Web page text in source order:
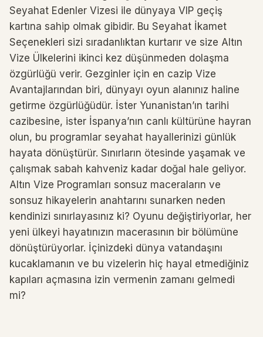
Seyahat Edenler Vizesi ile dünyaya VIP geçiş
kartına sahip olmak gibidir. Bu Seyahat İkamet
Seçenekleri sizi sıradanlıktan kurtarır ve size Altın
Vize Ülkelerini ikinci kez düşünmeden dolaşma
özgürlüğü verir. Gezginler için en cazip Vize
Avantajlarından biri, dünyayı oyun alanınız haline
getirme özgürlüğüdür. İster Yunanistan’ın tarihi
cazibesine, ister İspanya’nın canlı kültürüne hayran
olun, bu programlar seyahat hayallerinizi günlük
hayata dönüştürür. Sınırların ötesinde yaşamak ve
çalışmak sabah kahveniz kadar doğal hale geliyor.
Altın Vize Programları sonsuz maceraların ve
sonsuz hikayelerin anahtarını sunarken neden
kendinizi sınırlayasınız ki? Oyunu değiştiriyorlar, her
yeni ülkeyi hayatınızın macerasının bir bölümüne
dönüştürüyorlar. İçinizdeki dünya vatandaşını
kucaklamanın ve bu vizelerin hiç hayal etmediğiniz
kapıları açmasına izin vermenin zamanı gelmedi
mi?